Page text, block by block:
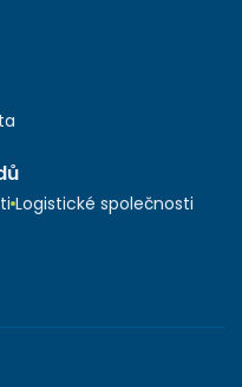
Logistické společnosti